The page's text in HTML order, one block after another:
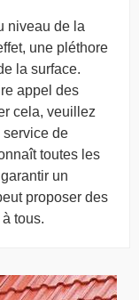
niveau de la
une pléthore
la surface.
appel des
cela, veuillez
de
toutes les
un
proposer des
tous.